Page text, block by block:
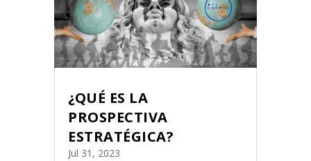
¿QUÉ ES LA
PROSPECTIVA
ESTRATÉGICA?
Jul 31, 2023